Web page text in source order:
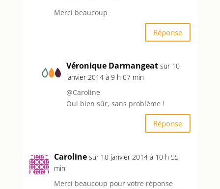
Merci beaucoup
Réponse
Véronique Darmangeat sur 10
janvier 2014 à 9 h 07 min
@Caroline
Oui bien sûr, sans problème !
Réponse
Caroline sur 10 janvier 2014 à 10 h 55
min
Merci beaucoup pour votre réponse